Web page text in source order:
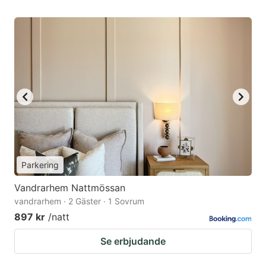
Parkering
Vandrarhem Nattmössan
vandrarhem · 2 Gäster · 1 Sovrum
897 kr /natt
Se erbjudande